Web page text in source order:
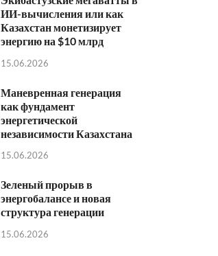
ИИ-вычисления или как
Казахстан монетизирует
энергию на $10 млрд
15.06.2026
Маневренная генерация
как фундамент
энергетической
независимости Казахстана
15.06.2026
Зеленый прорыв в
энергобалансе и новая
структура генерации
15.06.2026